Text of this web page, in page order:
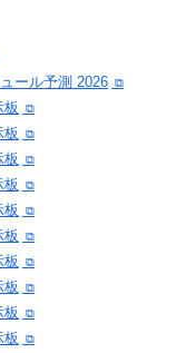
ール予測 2026
板
板
板
板
板
板
板
板
板
板